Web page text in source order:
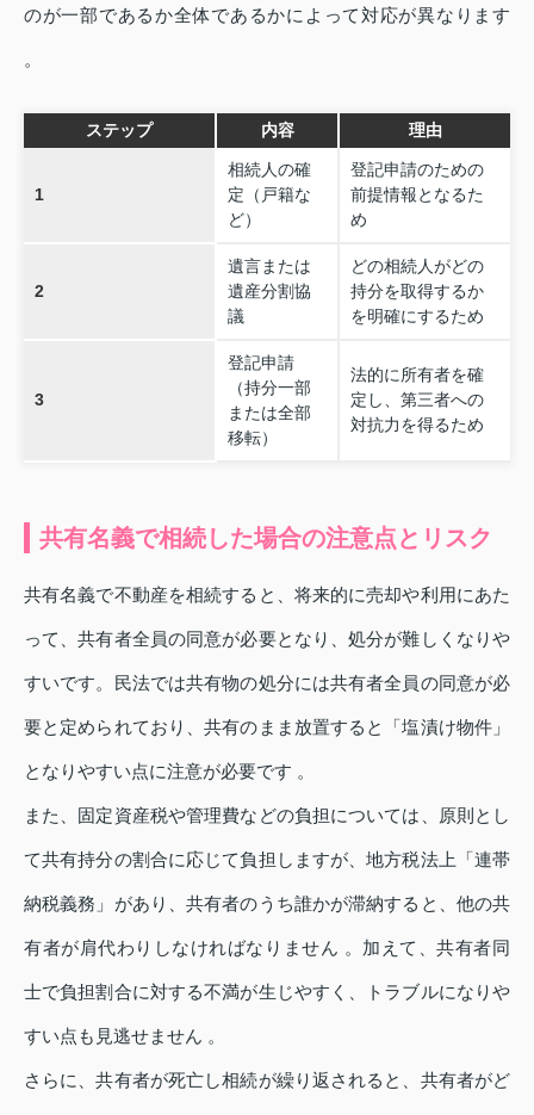
のが一部であるか全体であるかによって対応が異なります
。
ステップ 内容 理由
1
相続人の確
定（戸籍な
ど）
登記申請のための
前提情報となるた
め
2
遺言または
遺産分割協
議
どの相続人がどの
持分を取得するか
を明確にするため
3
登記申請
（持分一部
または全部
移転）
法的に所有者を確
定し、第三者への
対抗力を得るため
共有名義で相続した場合の注意点とリスク
共有名義で不動産を相続すると、将来的に売却や利用にあた
って、共有者全員の同意が必要となり、処分が難しくなりや
すいです。民法では共有物の処分には共有者全員の同意が必
要と定められており、共有のまま放置すると「塩漬け物件」
となりやすい点に注意が必要です 。
また、固定資産税や管理費などの負担については、原則とし
て共有持分の割合に応じて負担しますが、地方税法上「連帯
納税義務」があり、共有者のうち誰かが滞納すると、他の共
有者が肩代わりしなければなりません 。加えて、共有者同
士で負担割合に対する不満が生じやすく、トラブルになりや
すい点も見逃せません 。
さらに、共有者が死亡し相続が繰り返されると、共有者がど